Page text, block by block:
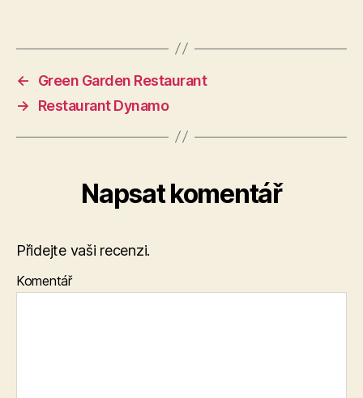
←
Green Garden Restaurant
→
Restaurant Dynamo
Napsat komentář
Přidejte vaši recenzi.
Komentář